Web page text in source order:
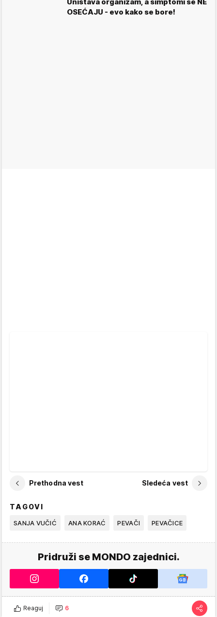
OSEĆAJU - evo kako se bore!
Prethodna vest Sledeća vest
TAGOVI
SANJA VUČIĆ ANA KORAĆ PEVAČI PEVAČICE
Pridruži se MONDO zajednici.
Reaguj 6